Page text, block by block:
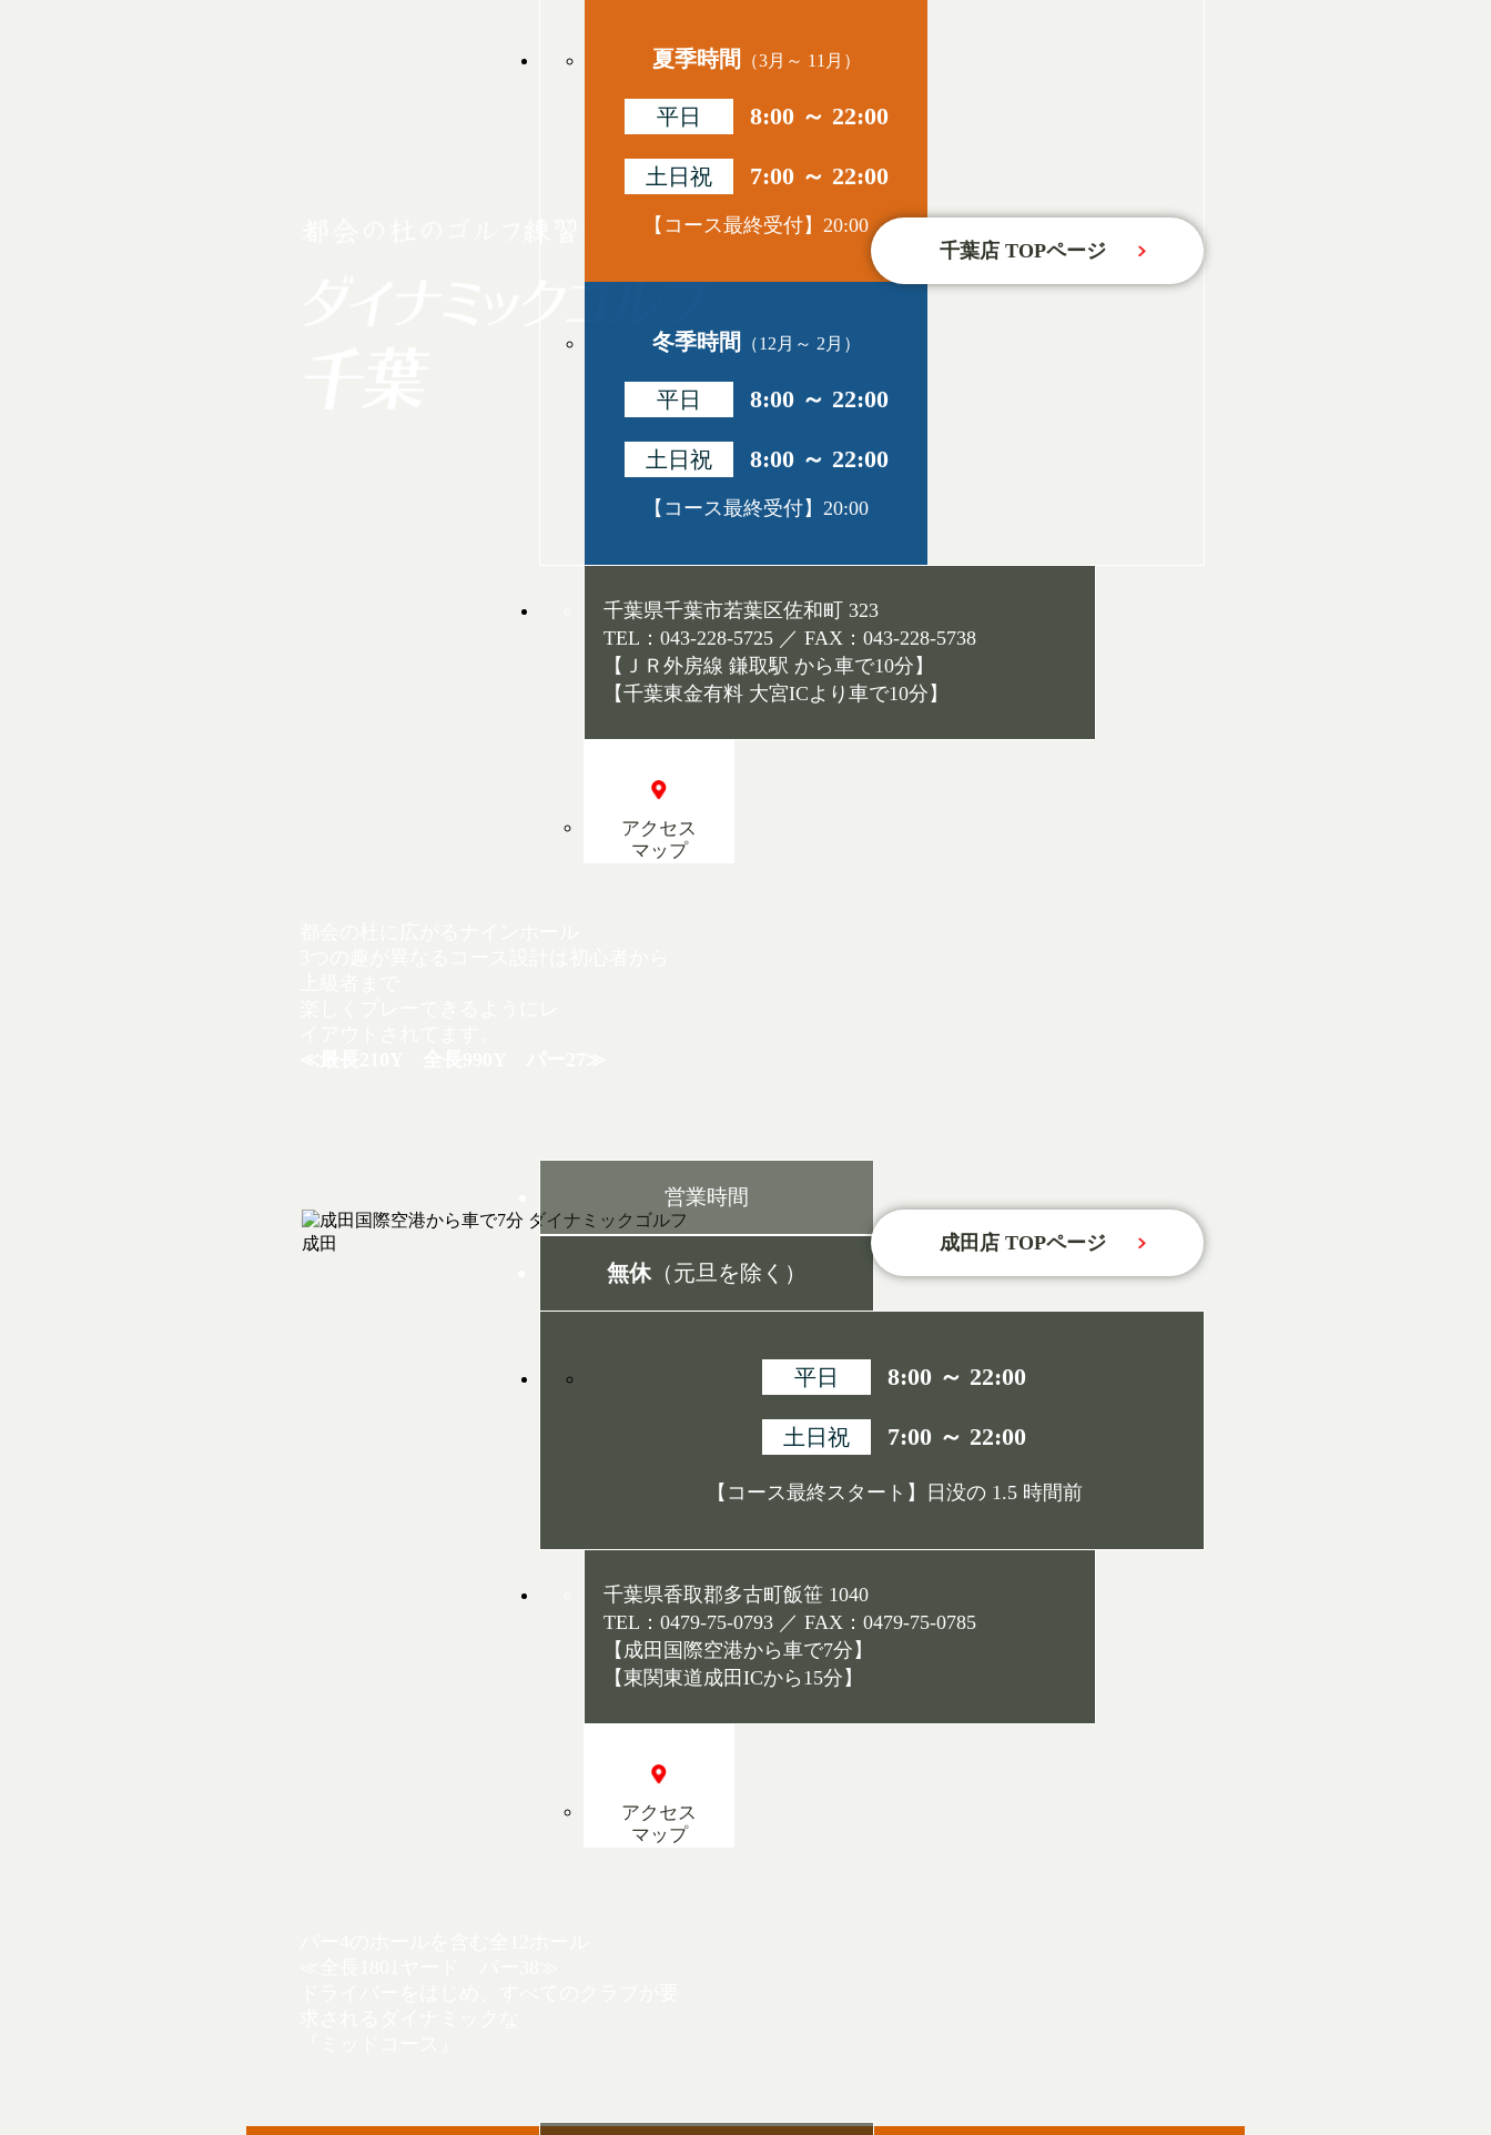
夏季時間 （3月～ 11月）
平日 8:00 ～ 22:00
土日祝 7:00 ～ 22:00
【コース最終受付】20:00
冬季時間 （12月～ 2月）
平日 8:00 ～ 22:00
土日祝 8:00 ～ 22:00
【コース最終受付】20:00
千葉県千葉市若葉区佐和町 323
TEL：043-228-5725 ／ FAX：043-228-5738
【ＪＲ外房線 鎌取駅 から車で10分】
【千葉東金有料 大宮ICより車で10分】
アクセス
マップ
千葉店 TOPページ
営業時間
無休（元旦を除く）
平日 8:00 ～ 22:00
土日祝 7:00 ～ 22:00
【コース最終スタート】日没の 1.5 時間前
千葉県香取郡多古町飯笹 1040
TEL：0479-75-0793 ／ FAX：0479-75-0785
【成田国際空港から車で7分】
【東関東道成田ICから15分】
アクセス
マップ
成田店 TOPページ